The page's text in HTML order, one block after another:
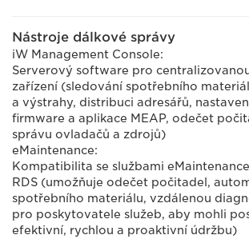
Nástroje dálkové správy
iW Management Console:
Serverový software pro
zařízení (sledování spotřebního
a výstrahy, distribuci adresářů,
firmware a aplikace MEAP, odečet
správu ovladačů a zdrojů)
eMaintenance:
Kompatibilita se službami
RDS (umožňuje odečet počitadel,
spotřebního materiálu, vzdálenou
pro poskytovatele služeb, aby mohli
efektivní, rychlou a proaktivní údržbu)